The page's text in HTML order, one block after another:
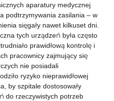
aparatury medycznej
podtrzymywania zasilania – w
sięgały nawet kilkuset dni.
tych urządzeń była często
prawidłową kontrolę i
pracownicy zajmujący się
nie posiadali
ryzyko nieprawidłowej
by szpitale dostosowały
do rzeczywistych potrzeb